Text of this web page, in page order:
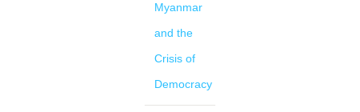
Myanmar
and the
Crisis of
Democracy